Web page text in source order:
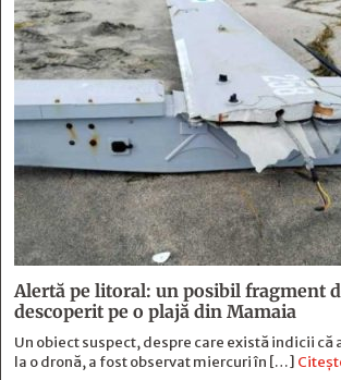
Alertă pe litoral: un posibil fragment
descoperit pe o plajă din Mamaia
Un obiect suspect, despre care există indicii că
la o dronă, a fost observat miercuri în […]